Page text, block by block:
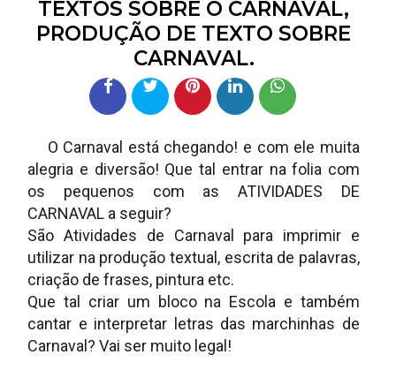
TEXTOS SOBRE O CARNAVAL,
PRODUÇÃO DE TEXTO SOBRE
CARNAVAL.
O Carnaval está chegando! e com ele muita
alegria e diversão! Que tal entrar na folia com
os pequenos com as ATIVIDADES DE
CARNAVAL a seguir?
São Atividades de Carnaval para imprimir e
utilizar na produção textual, escrita de palavras,
criação de frases, pintura etc.
Que tal criar um bloco na Escola e também
cantar e interpretar letras das marchinhas de
Carnaval? Vai ser muito legal!